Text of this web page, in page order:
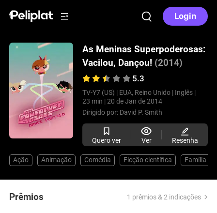
Login
As Meninas Superpoderosas:
Vacilou, Dançou! (2014)
5.3
TV-Y7 (US) | EUA, Reino Unido | Inglês |
23 min | 20 de Jan de 2014
Dirigido por: David P. Smith
Quero ver Ver Resenha
Ação Animação Comédia Ficção científica Família
Prêmios 1 prêmios & 2 indicações